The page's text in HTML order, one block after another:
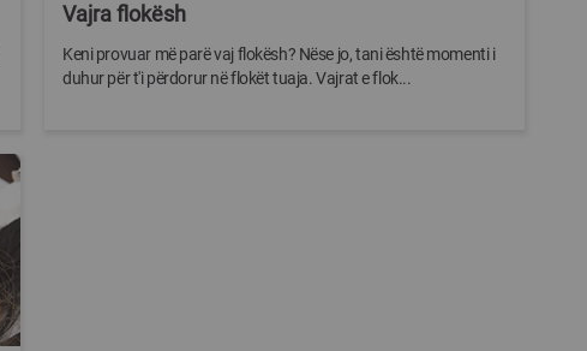
Vajra flokësh
Keni provuar më parë vaj flokësh? Nëse jo, tani është momenti i
duhur për t'i përdorur në flokët tuaja. Vajrat e flok...